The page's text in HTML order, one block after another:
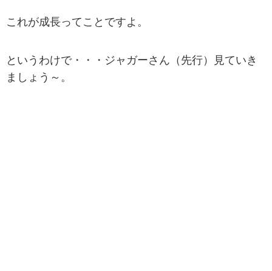
これが成長ってことですよ。
というわけで・・・ジャガーさん（先行）見ていき
ましょう～。